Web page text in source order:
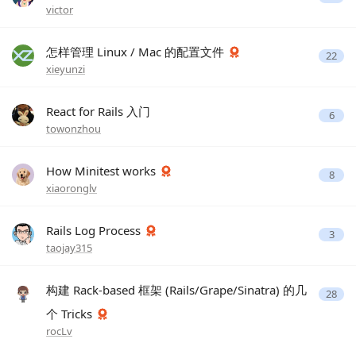
victor
怎样管理 Linux / Mac 的配置文件
xieyunzi
22
React for Rails 入门
towonzhou
6
How Minitest works
xiaoronglv
8
Rails Log Process
taojay315
3
构建 Rack-based 框架 (Rails/Grape/Sinatra) 的几
个 Tricks
rocLv
28